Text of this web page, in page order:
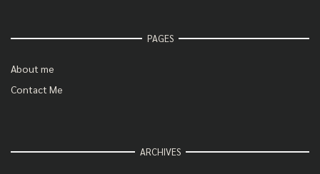
PAGES
About me
Contact Me
ARCHIVES